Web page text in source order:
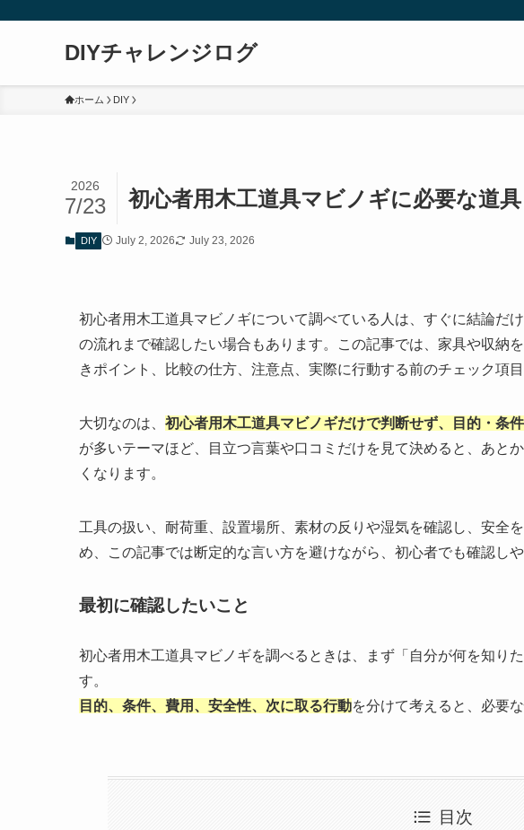
DIYチャレンジログ
ホーム DIY
初心者用木工道具マビノギに必要な道
2026
7/23
DIY July 2, 2026 July 23, 2026
初心者用木工道具マビノギについて調べている人は、すぐに結論だ
の流れまで確認したい場合もあります。この記事では、家具や収納
きポイント、比較の仕方、注意点、実際に行動する前のチェック項
大切なのは、 初心者用木工道具マビノギだけで判断せず、目的・条
が多いテーマほど、目立つ言葉や口コミだけを見て決めると、あと
くなります。
工具の扱い、耐荷重、設置場所、素材の反りや湿気を確認し、安全
め、この記事では断定的な言い方を避けながら、初心者でも確認し
最初に確認したいこと
初心者用木工道具マビノギを調べるときは、まず「自分が何を知り
す。
目的、条件、費用、安全性、次に取る行動を分けて考えると、必要
目次